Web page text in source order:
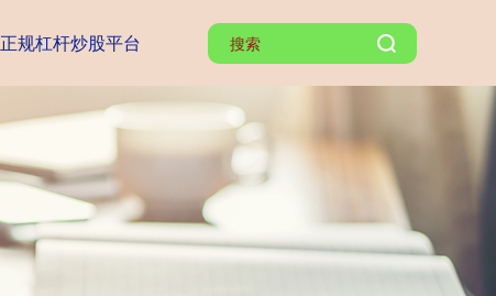
正规杠杆炒股平台